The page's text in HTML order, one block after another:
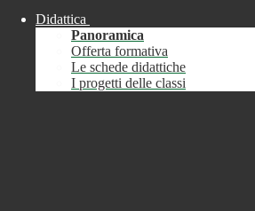
Chiudi
Informazione
Didattica
Panoramica
Offerta formativa
Le schede didattiche
I progetti delle classi